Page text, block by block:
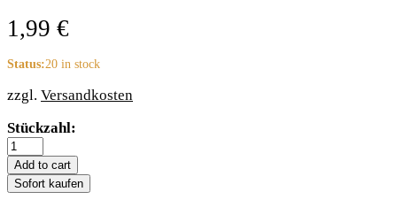
1,99 €
Status:20 in stock
zzgl. Versandkosten
Trixie
Moosgummiball
-
6
cm,
Stückzahl:
Add to cart
Sofort kaufen